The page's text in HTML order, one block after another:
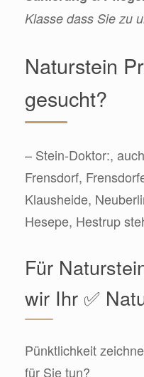
Klasse dass Sie zu
Naturstein
gesucht?
– Stein-Doktor:,
Frensdorf,
Klausheide,
Hesepe, Hestrup
Für
wir Ihr ✅
Pünktlichkeit
für Sie tun?